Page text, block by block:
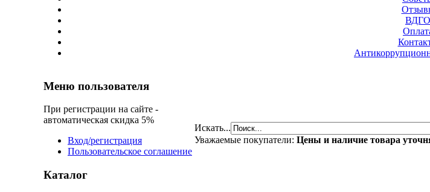
ВДГО
Меню пользователя
При регистрации на сайте -
автоматическая скидка 5%
Вход/регистрация
Пользовательское соглашение
Каталог
Искать...
Уважаемые покупатели: Цены и наличие товара